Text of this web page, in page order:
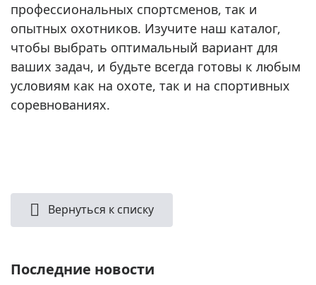
профессиональных спортсменов, так и
опытных охотников. Изучите наш каталог,
чтобы выбрать оптимальный вариант для
ваших задач, и будьте всегда готовы к любым
условиям как на охоте, так и на спортивных
соревнованиях.
Вернуться к списку
Последние новости